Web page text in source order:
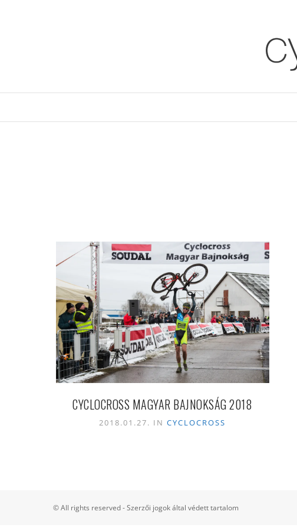
CYCLOCROSS MAGYAR BAJNOKSÁG 2018
2018.01.27. INCYCLOCROSS
© All rights reserved - Szerzői jogok által védett tartalom